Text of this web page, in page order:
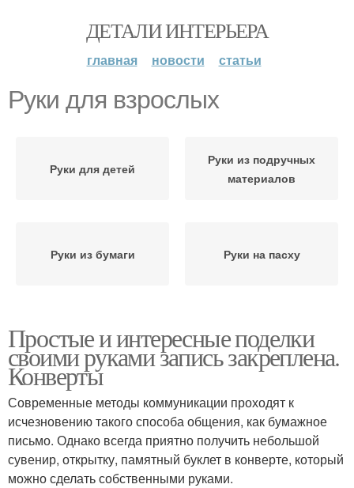
ДЕТАЛИ ИНТЕРЬЕРА
главная новости статьи
Руки для взрослых
Руки для детей
Руки из подручных
материалов
Руки из бумаги Руки на пасху
Простые и интересные поделки
своими руками запись закреплена.
Конверты
Современные методы коммуникации проходят к
исчезновению такого способа общения, как бумажное
письмо. Однако всегда приятно получить небольшой
сувенир, открытку, памятный буклет в конверте, который
можно сделать собственными руками.